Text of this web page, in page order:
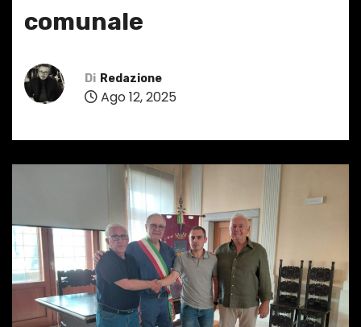
comunale
Di Redazione
Ago 12, 2025